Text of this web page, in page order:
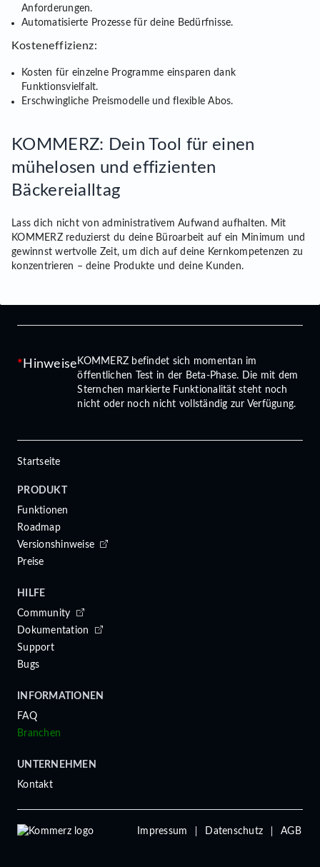
Anforderungen.
Automatisierte Prozesse für deine Bedürfnisse.
Kosteneffizienz:
Kosten für einzelne Programme einsparen dank
Funktionsvielfalt.
Erschwingliche Preismodelle und flexible Abos.
KOMMERZ: Dein Tool für einen
mühelosen und effizienten
Bäckereialltag
Lass dich nicht von administrativem Aufwand aufhalten. Mit
KOMMERZ reduzierst du deine Büroarbeit auf ein Minimum und
gewinnst wertvolle Zeit, um dich auf deine Kernkompetenzen zu
konzentrieren – deine Produkte und deine Kunden.
Hinweise KOMMERZ befindet sich momentan im
öffentlichen Test in der Beta-Phase. Die mit dem
Sternchen markierte Funktionalität steht noch
nicht oder noch nicht vollständig zur Verfügung.
Startseite
PRODUKT
Funktionen
Roadmap
Versionshinweise
Preise
HILFE
Community
Dokumentation
Support
Bugs
INFORMATIONEN
FAQ
Branchen
UNTERNEHMEN
Kontakt
Impressum Datenschutz AGB